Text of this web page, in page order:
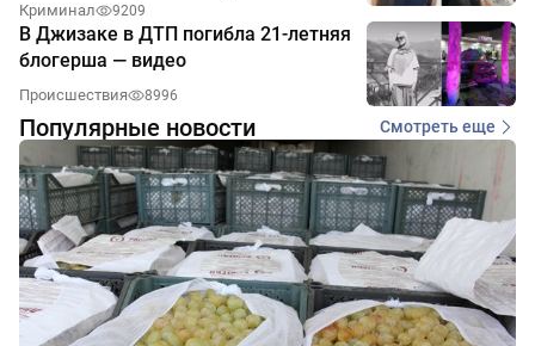
Криминал 9209
В Джизаке в ДТП погибла 21-летняя
блогерша — видео
Происшествия 8996
Популярные новости Смотреть еще